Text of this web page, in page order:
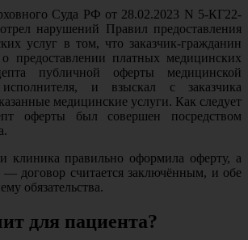
Суда РФ от 28.02.2023 N 5-КГ22-
нарушений Правил предоставления
услуг в том, что заказчик-гражданин
предоставлении платных медицинских
публичной оферты медицинской
и взыскал с заказчика
медицинские услуги. Как следует
оферты был совершен посредством
клиника правильно оформила оферту, а
— договор считается заключённым, и обе
обязательства.
для пациента?